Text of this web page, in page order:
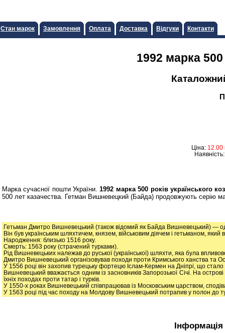
Стан марок Замовлення Оплата Доставка Відгуки Контакти
1992 марка
Ціна: 12.00
Наявність:
Марка сучасної пошти України.1992 марка 500 рокiв українського
500 лет казачества. Гетман Вишневецкий (Байда) продовжують серію
Гетьман Дмитро Вишневецький (також відомий як Байда Вишневецький) —
Він був українським шляхтичем, князем, військовим діячем і гетьманом, який
Народження: близько 1516 року.
Смерть: 1563 року (страчений турками).
Рід Вишневецьких належав до руської (української) шляхти, яка була
Дмитро Вишневецький організовував походи проти Кримського ханства та
У 1556 році він захопив турецьку фортецю Іслам-Кермен на Дніпрі, що
Вишневецький вважається одним із засновників Запорозької Січі. На
їхніх походах проти татар і турків.
У 1550-х роках Вишневецький співпрацював із Московським царством,
У 1563 році під час походу на Молдову Вишневецький потрапив у полон до